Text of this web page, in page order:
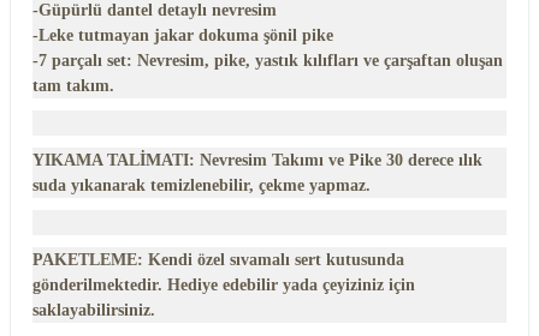
-Güpürlü dantel detaylı nevresim
-Leke tutmayan jakar dokuma şönil pike
-7 parçalı set: Nevresim, pike, yastık kılıfları ve çarşaftan oluşan
tam takım.
YIKAMA TALİMATI: Nevresim Takımı ve Pike 30 derece ılık
suda yıkanarak temizlenebilir, çekme yapmaz.
PAKETLEME: Kendi özel sıvamalı sert kutusunda
gönderilmektedir. Hediye edebilir yada çeyiziniz için
saklayabilirsiniz.